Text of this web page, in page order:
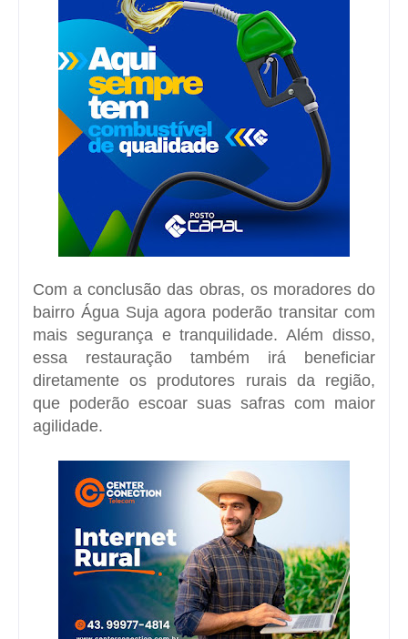
Com a conclusão das obras, os moradores do
bairro Água Suja agora poderão transitar com
mais segurança e tranquilidade. Além disso,
essa restauração também irá beneficiar
diretamente os produtores rurais da região,
que poderão escoar suas safras com maior
agilidade.